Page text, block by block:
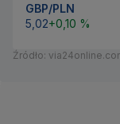
GBP/PLN
5,02+0,10 %
Źródło: